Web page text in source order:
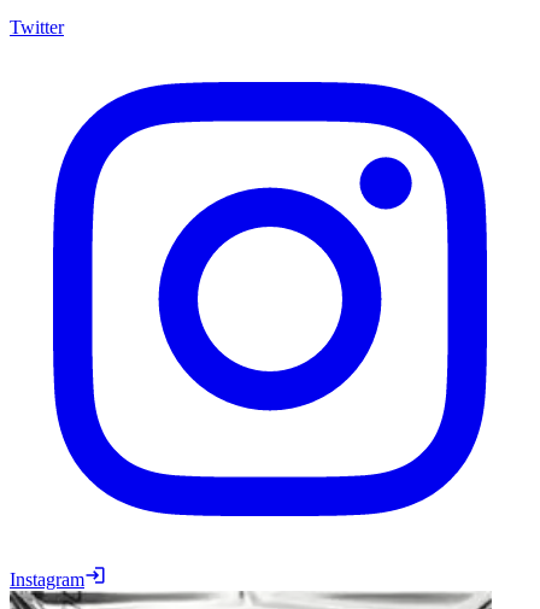
Twitter
Instagram